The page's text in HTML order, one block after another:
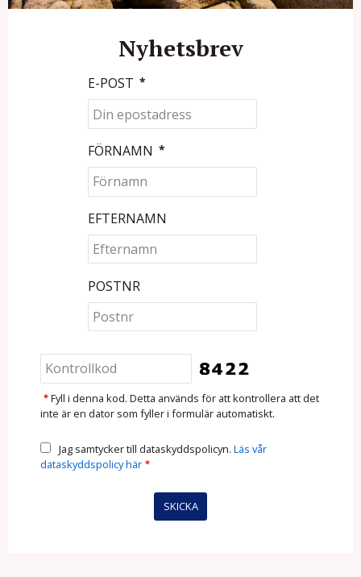
Nyhetsbrev
E-POST *
FÖRNAMN *
EFTERNAMN
POSTNR
* Fyll i denna kod. Detta används för att kontrollera att det
inte är en dator som fyller i formulär automatiskt.
Jag samtycker till dataskyddspolicyn. Läs vår
dataskyddspolicy här *